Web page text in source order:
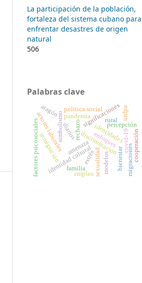
La participación de la población,
fortaleza del sistema cubano para
enfrentar desastres de origen
natural
506
Palabras clave
rechazo
discriminación
identidades
pandemia
covid-19
percepción
significaciones
amenaza
identidad cultural
inmigración
simbolismo
bienestar
actores laborales
política social
cooperación
factores psicosociales sexualidad
unfpa
aragón
migraciones
rural
diarios
estrés
familia
empleo
enfoques
modelos